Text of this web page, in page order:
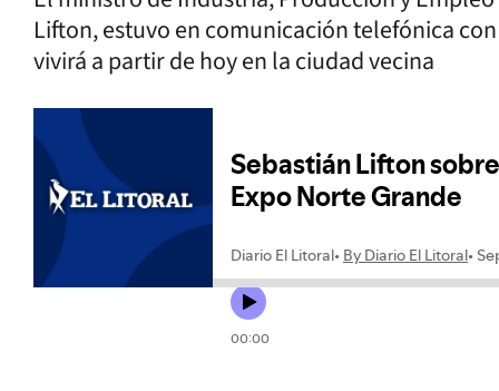
Lifton, estuvo en comunicación telefónica
vivirá a partir de hoy en la ciudad vecina